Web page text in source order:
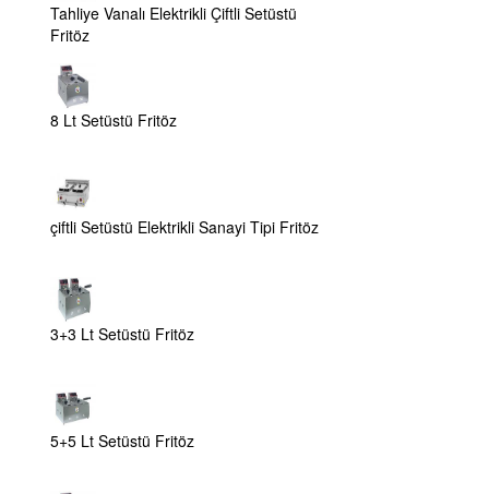
Tahliye Vanalı Elektrikli Çiftli Setüstü
Fritöz
8 Lt Setüstü Fritöz
çiftli Setüstü Elektrikli Sanayi Tipi Fritöz
3+3 Lt Setüstü Fritöz
5+5 Lt Setüstü Fritöz